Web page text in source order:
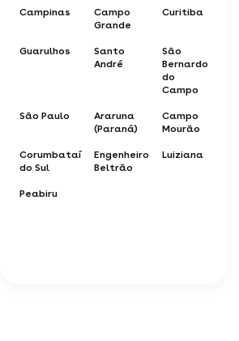
Campinas
Campo
Grande
Curitiba
Guarulhos
Santo
André
São
Bernardo
do
Campo
São Paulo
Araruna
(Paraná)
Campo
Mourão
Corumbataí
do Sul
Engenheiro
Beltrão
Luiziana
Peabiru